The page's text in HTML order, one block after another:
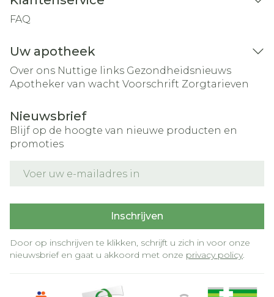
FAQ
Uw apotheek
Over ons Nuttige links Gezondheidsnieuws
Apotheker van wacht Voorschrift Zorgtarieven
Nieuwsbrief
Blijf op de hoogte van nieuwe producten en
promoties
Inschrijven
Door op inschrijven te klikken, schrijft u zich in voor onze
nieuwsbrief en gaat u akkoord met onze privacy policy.